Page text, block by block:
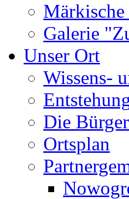
Galerie
Unser Ort
Wissens-
Die
Ortsplan